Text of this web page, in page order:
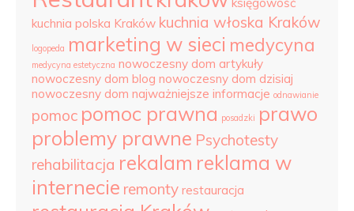
kuchnia polska Kraków kuchnia włoska Kraków
logopeda marketing w sieci medycyna
medycyna estetyczna nowoczesny dom artykuły
nowoczesny dom blog nowoczesny dom dzisiaj
nowoczesny dom najważniejsze informacje odnawianie
pomoc pomoc prawna posadzki prawo
problemy prawne Psychotesty
rehabilitacja rekalam reklama w
internecie remonty restauracja